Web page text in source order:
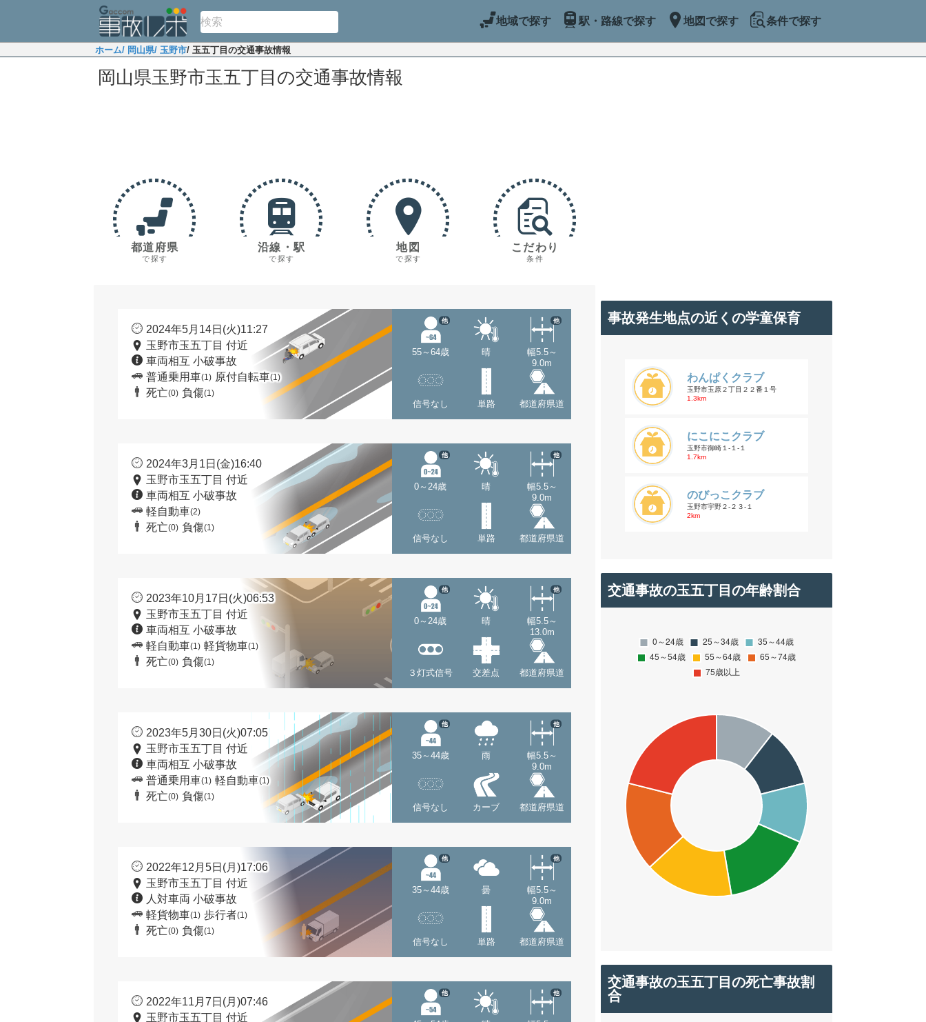
地域で探す 駅・路線で探す 地図で探す 条件で探す
ホーム/ 岡山県/ 玉野市/ 玉五丁目の交通事故情報
岡山県玉野市玉五丁目の交通事故情報
都道府県
で探す
沿線・駅
で探す
地図
で探す
こだわり
条件
2024年5月14日(火)11:27
玉野市玉五丁目 付近
車両相互 小破事故
普通乗用車(1) 原付自転車(1)
死亡(0) 負傷(1)
55～64歳
他
晴
幅5.5～
9.0m
他
信号なし 単路 都道府県道
2024年3月1日(金)16:40
玉野市玉五丁目 付近
車両相互 小破事故
軽自動車(2)
死亡(0) 負傷(1)
0～24歳
他
晴
幅5.5～
9.0m
他
信号なし 単路 都道府県道
2023年10月17日(火)06:53
玉野市玉五丁目 付近
車両相互 小破事故
軽自動車(1) 軽貨物車(1)
死亡(0) 負傷(1)
0～24歳
他
晴
幅5.5～
13.0m
他
３灯式信号 交差点 都道府県道
2023年5月30日(火)07:05
玉野市玉五丁目 付近
車両相互 小破事故
普通乗用車(1) 軽自動車(1)
死亡(0) 負傷(1)
35～44歳
他
雨
幅5.5～
9.0m
他
信号なし カーブ 都道府県道
2022年12月5日(月)17:06
玉野市玉五丁目 付近
人対車両 小破事故
軽貨物車(1) 歩行者(1)
死亡(0) 負傷(1)
35～44歳
他
曇
幅5.5～
9.0m
他
信号なし 単路 都道府県道
2022年11月7日(月)07:46
玉野市玉五丁目 付近
他 他
事故発生地点の近くの学童保育
わんぱくクラブ
玉野市玉原２丁目２２番１号
1.3km
にこにこクラブ
玉野市御崎１-１-１
1.7km
のびっこクラブ
玉野市宇野２-２３-１
2km
交通事故の玉五丁目の年齢割合
交通事故の玉五丁目の死亡事故割
合